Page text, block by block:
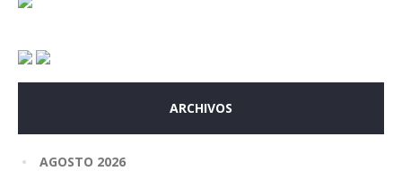
ARCHIVOS
AGOSTO 2026